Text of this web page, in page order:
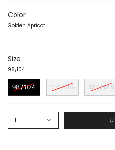
Color
Golden Apricot
Size
98/104
98/104 110/116 122/128
1